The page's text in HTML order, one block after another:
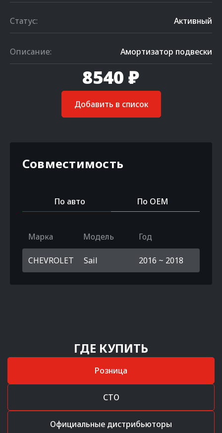
Статус: Активный
Описание: Амортизатор подвески
8540 ₽
Добавить в список
Совместимость
По авто По OEM
Марка Модель Год
CHEVROLET Sail 2016 ~ 2018
ГДЕ КУПИТЬ
Розница
СТО
Официальные дистрибьюторы